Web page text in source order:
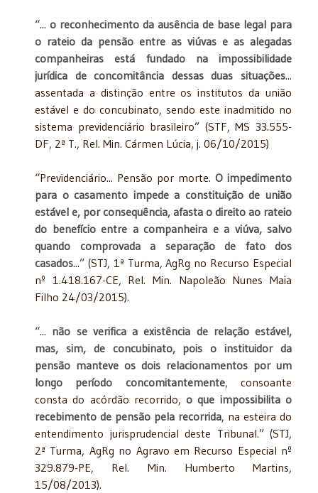
“... o reconhecimento da ausência de base legal para
o rateio da pensão entre as viúvas e as alegadas
companheiras está fundado na impossibilidade
jurídica de concomitância dessas duas situações...
assentada a distinção entre os institutos da união
estável e do concubinato, sendo este inadmitido no
sistema previdenciário brasileiro” (STF, MS 33.555-
DF, 2ª T., Rel. Min. Cármen Lúcia, j. 06/10/2015)
“Previdenciário... Pensão por morte. O impedimento
para o casamento impede a constituição de união
estável e, por consequência, afasta o direito ao rateio
do benefício entre a companheira e a viúva, salvo
quando comprovada a separação de fato dos
casados...” (STJ, 1ª Turma, AgRg no Recurso Especial
nº 1.418.167-CE, Rel. Min. Napoleão Nunes Maia
Filho 24/03/2015).
“... não se verifica a existência de relação estável,
mas, sim, de concubinato, pois o instituidor da
pensão manteve os dois relacionamentos por um
longo período concomitantemente, consoante
consta do acórdão recorrido,o que impossibilita o
recebimento de pensão pela recorrida, na esteira do
entendimento jurisprudencial deste Tribunal.” (STJ,
2ª Turma, AgRg no Agravo em Recurso Especial nº
329.879-PE, Rel. Min. Humberto Martins,
15/08/2013).